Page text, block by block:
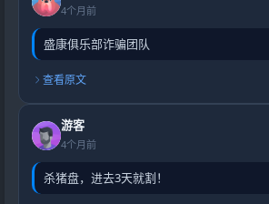
4个月前
盛康俱乐部诈骗团队
查看原文
游客
4个月前
杀猪盘，进去3天就割！